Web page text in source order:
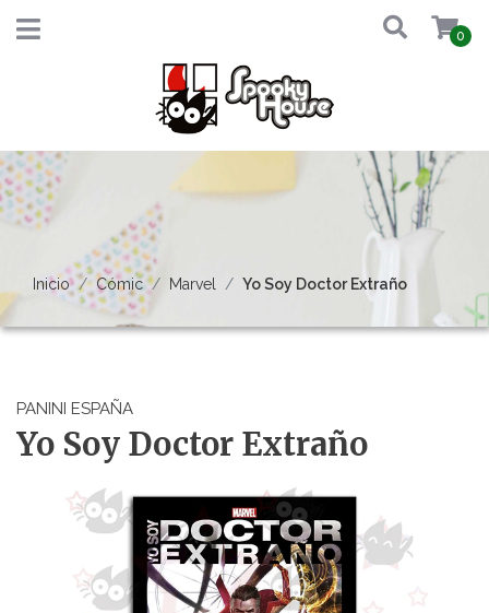
0
Inicio Cómic Marvel Yo Soy Doctor Extraño
PANINI ESPAÑA
Yo Soy Doctor Extraño